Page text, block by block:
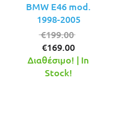
BMW E46 mod.
1998-2005
€199.00
was:
€169.00
τρέχουσα
Διαθέσιμο! | In
Stock!